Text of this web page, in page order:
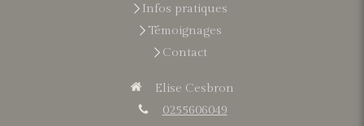
Infos pratiques
Témoignages
Contact
Elise Cesbron
0255606049